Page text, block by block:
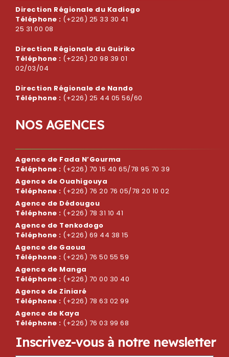
Direction Régionale du Kadiogo
Téléphone : (+226) 25 33 30 41
25 31 00 08
Direction Régionale du Guiriko
Téléphone : (+226) 20 98 39 01
02/03/04
Direction Régionale de Nando
Téléphone : (+226) 25 44 05 56/60
NOS AGENCES
Agence de Fada N’Gourma
Téléphone : (+226) 70 15 40 65/78 95 70 39
Agence de Ouahigouya
Téléphone : (+226) 76 20 76 05/78 20 10 02
Agence de Dédougou
Téléphone : (+226) 78 31 10 41
Agence de Tenkodogo
Téléphone : (+226) 69 44 38 15
Agence de Gaoua
Téléphone : (+226) 76 50 55 59
Agence de Manga
Téléphone : (+226) 70 00 30 40
Agence de Ziniaré
Téléphone : (+226) 78 63 02 99
Agence de Kaya
Téléphone : (+226) 76 03 99 68
Inscrivez-vous à notre newsletter